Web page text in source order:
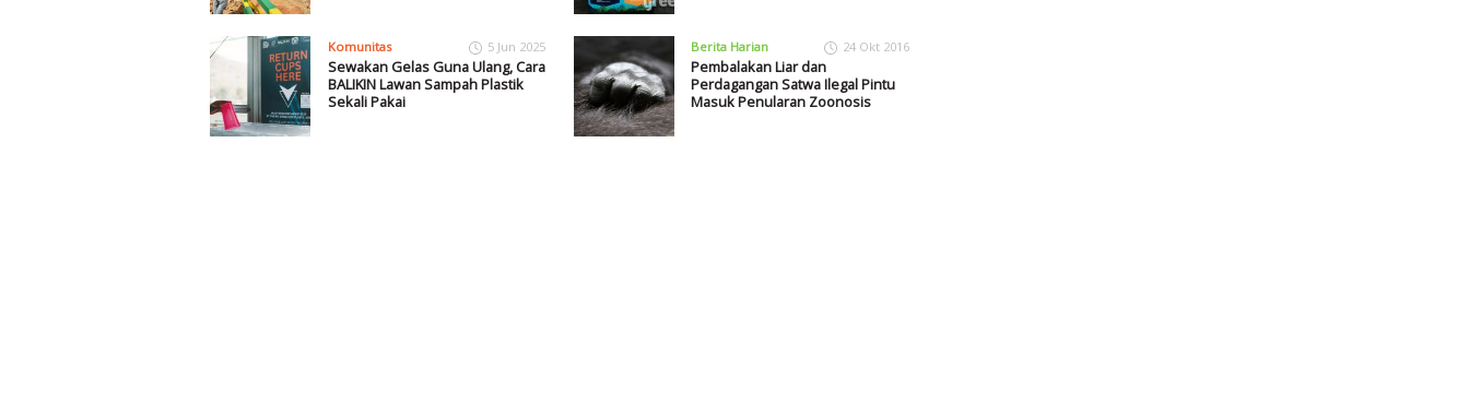
Komunitas 5 Jun 2025
Sewakan Gelas Guna Ulang, Cara
BALIKIN Lawan Sampah Plastik
Sekali Pakai
Berita Harian 24 Okt 2016
Pembalakan Liar dan
Perdagangan Satwa Ilegal Pintu
Masuk Penularan Zoonosis